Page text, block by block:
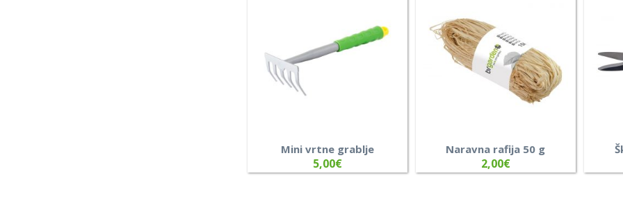
Mini vrtne grablje
5,00€
Naravna rafija 50 g
2,00€